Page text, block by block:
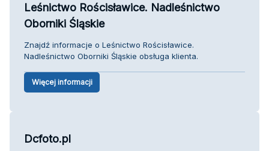
Leśnictwo Rościsławice. Nadleśnictwo
Oborniki Śląskie
Znajdź informacje o Leśnictwo Rościsławice.
Nadleśnictwo Oborniki Śląskie obsługa klienta.
Więcej informacji
Dcfoto.pl